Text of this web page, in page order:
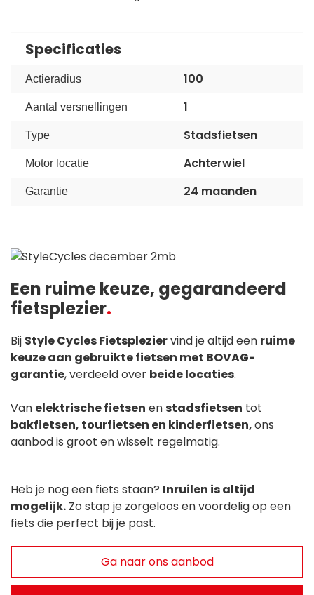
Specificaties
Actieradius 100
Aantal versnellingen 1
Type Stadsfietsen
Motor locatie Achterwiel
Garantie 24 maanden
Een ruime keuze, gegarandeerd
fietsplezier
Bij Style Cycles Fietspleziervind je altijd een ruime
keuze aan gebruikte fietsen met BOVAG-
garantie, verdeeld over beide locaties.
Van elektrische fietsen enstadsfietsen tot
bakfietsen, tourfietsen en kinderfietsen,ons
aanbod is groot en wisselt regelmatig.
Heb je nog een fiets staan? Inruilen is altijd
mogelijk. Zo stap je zorgeloos en voordelig op een
fiets die perfect bij je past.
Ga naar ons aanbod